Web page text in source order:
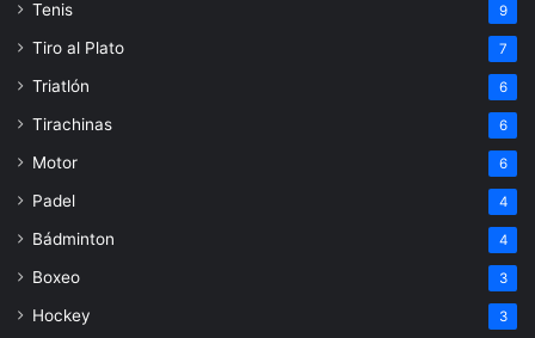
Tenis 9
Tiro al Plato 7
Triatlón 6
Tirachinas 6
Motor 6
Padel 4
Bádminton 4
Boxeo 3
Hockey 3